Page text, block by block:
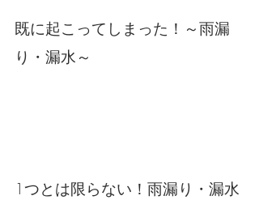
既に起こってしまった！～雨漏
り・漏水～
1つとは限らない！雨漏り・漏水